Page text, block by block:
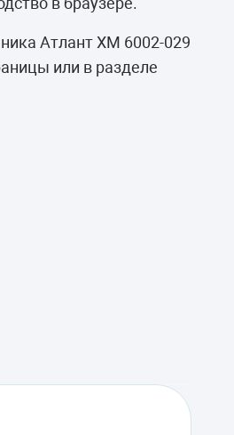
Атлант ХМ 6002-029
или в разделе